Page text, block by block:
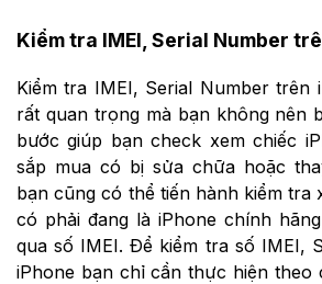
Kiểm tra IMEI, Serial Number
Kiểm tra IMEI, Serial Number trên
rất quan trọng mà bạn không nên
bước giúp bạn check xem chiếc
sắp mua có bị sửa chữa hoặc
bạn cũng có thể tiến hành kiểm tra
có phải đang là iPhone chính
qua số IMEI. Để kiểm tra số IMEI,
iPhone bạn chỉ cần thực hiện theo